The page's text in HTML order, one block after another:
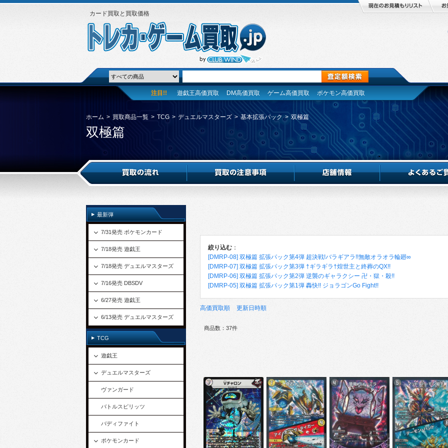
カード買取と買取価格
注目!! 遊戯王高価買取 DM高価買取 ゲーム高価買取 ポケモン高価買取
ホーム > 買取商品一覧 > TCG > デュエルマスターズ > 基本拡張パック > 双極篇
双極篇
絞り込む ：
[DMRP-08] 双極篇 拡張パック第4弾 超決戦!バラギアラ!!無敵オラオラ輪廻∞
[DMRP-07] 双極篇 拡張パック第3弾 †ギラギラ†煌世主と終葬のQX!!
[DMRP-06] 双極篇 拡張パック第2弾 逆襲のギャラクシー 卍・獄・殺!!
[DMRP-05] 双極篇 拡張パック第1弾 轟快!! ジョラゴンGo Fight!!
高価買取順 更新日時順
商品数：37件
最新弾
7/31発売 ポケモンカード
7/18発売 遊戯王
7/18発売 デュエルマスターズ
7/16発売 DBSDV
6/27発売 遊戯王
6/13発売 デュエルマスターズ
TCG
遊戯王
デュエルマスターズ
ヴァンガード
バトルスピリッツ
バディファイト
ポケモンカード